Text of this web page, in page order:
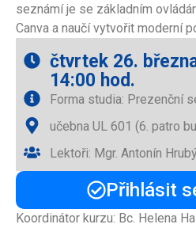
seznámí je se základním
Canva a naučí vytvořit moderní
čtvrtek 26.
14:00 hod.
Forma studia: Prezenční
učebna UL 601 (6. patro
Lektoři: Mgr. Antonín
Přihlásit
Koordinátor kurzu: Bc. Helena